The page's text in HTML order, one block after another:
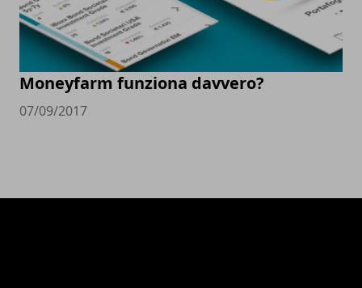
Moneyfarm funziona davvero?
07/09/2017